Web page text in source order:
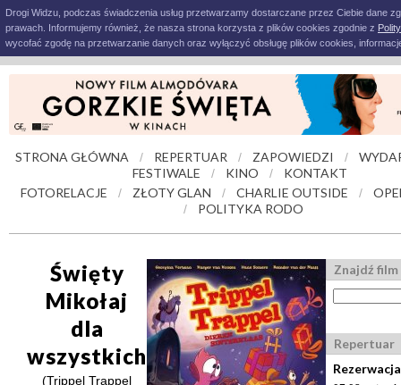
Drogi Widzu, podczas świadczenia usług przetwarzamy dostarczane przez Ciebie dane
prawach. Informujemy również, że nasza strona korzysta z plików cookies zgodnie z
wycofać zgodę na przetwarzanie danych oraz wyłączyć obsługę plików cookies,
STRONA GŁÓWNA / REPERTUAR / ZAPOWIEDZI /
FESTIWALE
/ KINO /
KONTAKT
FOTORELACJE
/ ZŁOTY GLAN / CHARLIE OUTSIDE /
/ POLITYKA RODO
Święty
Mikołaj
dla
wszystkich
(Trippel Trappel
Znajdź film
Repertuar